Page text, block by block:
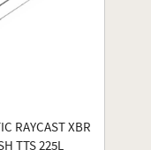
RAYCAST XBR
TTS 225L